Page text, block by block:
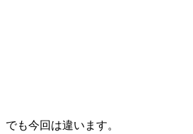
でも今回は違います。